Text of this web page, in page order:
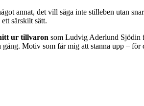
annat, det vill säga inte stilleben utan
särskilt sätt.
ur tillvaron som Ludvig Aderlund Sjödin
gång. Motiv som får mig att stanna upp –